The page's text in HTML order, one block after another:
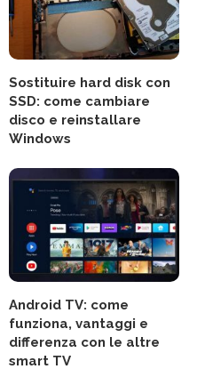
Sostituire hard disk con
SSD: come cambiare
disco e reinstallare
Windows
Android TV: come
funziona, vantaggi e
differenza con le altre
smart TV